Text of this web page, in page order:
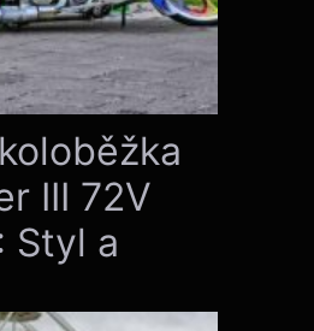
III 72V
Styl a